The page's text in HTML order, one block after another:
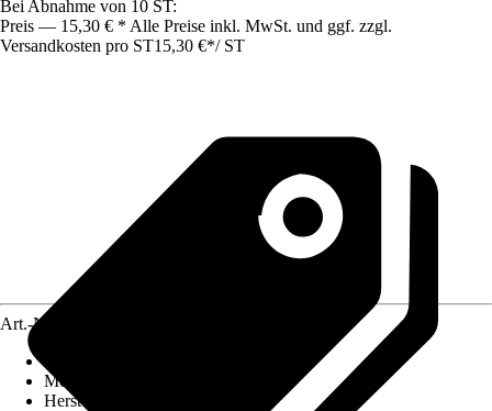
Bei Abnahme von 10 ST:
Preis — 15,30 € * Alle Preise inkl. MwSt. und ggf. zzgl.
Versandkosten pro ST15,30 €*/ ST
Art.-Nr.
Montageart
Herstellerartikelnummer